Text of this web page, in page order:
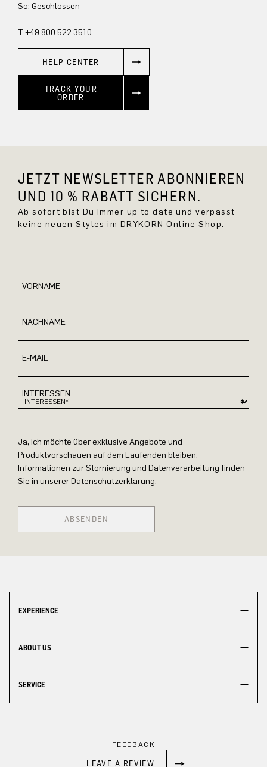
So: Geschlossen
T +49 800 522 3510
HELP CENTER
TRACK YOUR
ORDER
JETZT NEWSLETTER ABONNIEREN
UND 10 % RABATT SICHERN.
Ab sofort bist Du immer up to date und verpasst
keine neuen Styles im DRYKORN Online Shop.
VORNAME
NACHNAME
E-MAIL
INTERESSEN
Ja, ich möchte über exklusive Angebote und
Produktvorschauen auf dem Laufenden bleiben.
Informationen zur Stornierung und Datenverarbeitung finden
Sie in unserer Datenschutzerklärung.
ABSENDEN
EXPERIENCE
ABOUT US
SERVICE
FEEDBACK
LEAVE A REVIEW